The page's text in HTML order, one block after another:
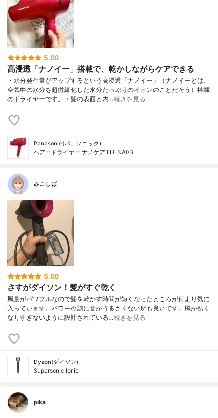
5.00
高浸透「ナノイー」搭載で、乾かしながらケアできる
・水分発生量がアップするという高浸透「ナノイー」（ナノイーとは、
空気中の水分を超微細化した水分たっぷりのイオンのことだそう）搭載
のドライヤーです。・髪の表面と内…続きを見る
Panasonic(パナソニック)
ヘアードライヤー ナノケア EH-NA0B
みこしば
5.00
さすがダイソン！髪がすぐ乾く
風量がパワフルなので髪を乾かす時間が短くなったところが何より気に
入っています。パワーの割に音がうるさくない所も良いです。風が熱く
なりすぎないように設計されている…続きを見る
Dyson(ダイソン)
Supersonic Ionic
pika